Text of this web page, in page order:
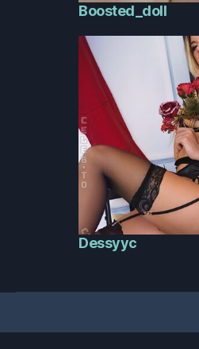
Boosted_doll
Dessyyc